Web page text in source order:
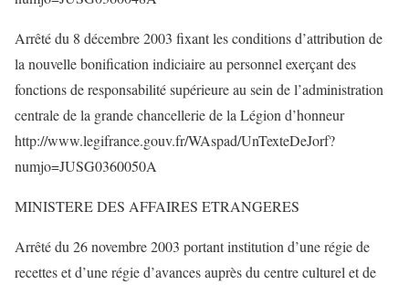
Arrêté du 8 décembre 2003 fixant les conditions d’attribution de
la nouvelle bonification indiciaire au personnel exerçant des
fonctions de responsabilité supérieure au sein de l’administration
centrale de la grande chancellerie de la Légion d’honneur
http://www.legifrance.gouv.fr/WAspad/UnTexteDeJorf?
numjo=JUSG0360050A
MINISTERE DES AFFAIRES ETRANGERES
Arrêté du 26 novembre 2003 portant institution d’une régie de
recettes et d’une régie d’avances auprès du centre culturel et de